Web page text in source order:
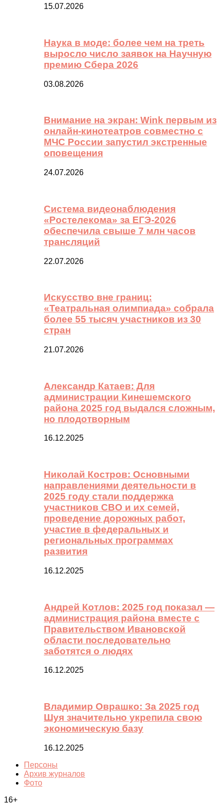
15.07.2026
Наука в моде: более чем на треть
выросло число заявок на Научную
премию Сбера 2026
03.08.2026
Внимание на экран: Wink первым из
онлайн-кинотеатров совместно с
МЧС России запустил экстренные
оповещения
24.07.2026
Система видеонаблюдения
«Ростелекома» за ЕГЭ-2026
обеспечила свыше 7 млн часов
трансляций
22.07.2026
Искусство вне границ:
«Театральная олимпиада» собрала
более 55 тысяч участников из 30
стран
21.07.2026
Александр Катаев: Для
администрации Кинешемского
района 2025 год выдался сложным,
но плодотворным
16.12.2025
Николай Костров: Основными
направлениями деятельности в
2025 году стали поддержка
участников СВО и их семей,
проведение дорожных работ,
участие в федеральных и
региональных программах
развития
16.12.2025
Андрей Котлов: 2025 год показал —
администрация района вместе с
Правительством Ивановской
области последовательно
заботятся о людях
16.12.2025
Владимир Оврашко: За 2025 год
Шуя значительно укрепила свою
экономическую базу
16.12.2025
Персоны
Архив журналов
Фото
16+